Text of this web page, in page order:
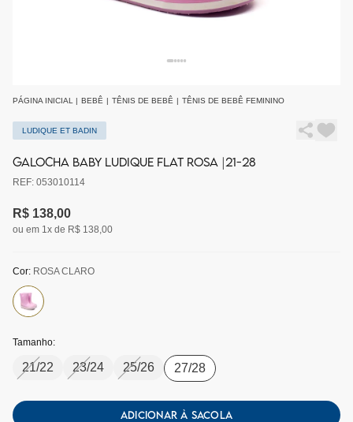
PÁGINA INICIAL | BEBÊ | TÊNIS DE BEBÊ | TÊNIS DE BEBÊ FEMININO
LUDIQUE ET BADIN
GALOCHA BABY LUDIQUE FLAT ROSA |21-28
REF: 053010114
R$ 138,00
ou em 1x de R$ 138,00
Cor: ROSA CLARO
Tamanho:
21/22 23/24 25/26 27/28
ADICIONAR À SACOLA